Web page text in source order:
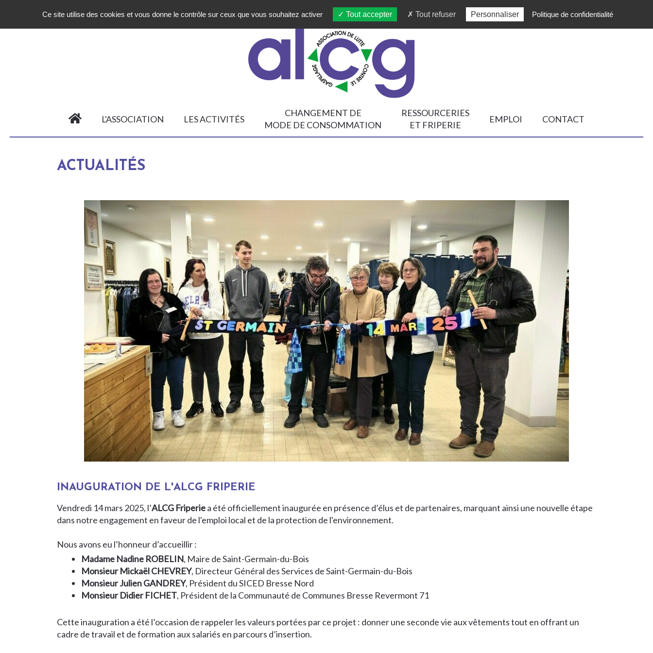
L'ASSOCIATION LES ACTIVITÉS
CHANGEMENT DE
MODE DE CONSOMMATION
RESSOURCERIES
ET FRIPERIE
EMPLOI CONTACT
ACTUALITÉS
INAUGURATION DE L'ALCG FRIPERIE
Vendredi 14 mars 2025, l’ALCG Friperiea été officiellement inaugurée en présence d’élus et de partenaires, marquant ainsi une nouvelle étape
dans notre engagement en faveur de l'emploi local et de la protection de l'environnement.
Nous avons eu l’honneur d’accueillir :
Madame Nadine ROBELIN, Maire de Saint-Germain-du-Bois
Monsieur Mickaël CHEVREY, Directeur Général des Services de Saint-Germain-du-Bois
Monsieur Julien GANDREY, Président du SICED Bresse Nord
Monsieur Didier FICHET, Président de la Communauté de Communes Bresse Revermont 71
Cette inauguration a été l’occasion de rappeler les valeurs portées par ce projet : donner une seconde vie aux vêtements tout en offrant un
cadre de travail et de formation aux salariés en parcours d’insertion.
Ce site utilise des cookies et vous donne le contrôle sur ceux que vous souhaitez activer Tout accepter Tout refuser Personnaliser Politique de confidentialité